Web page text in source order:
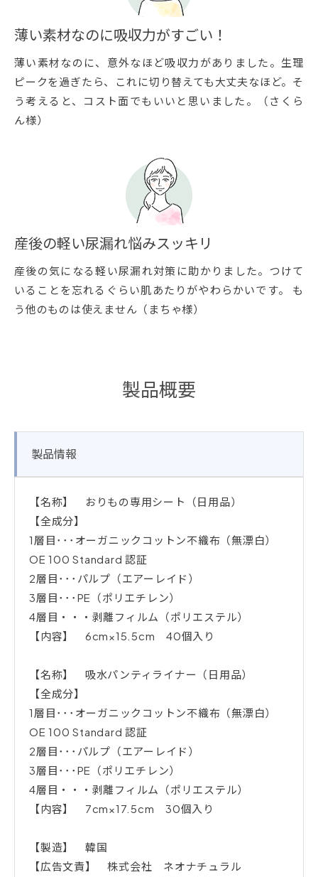
薄い素材なのに吸収力がすごい！
薄い素材なのに、意外なほど吸収力がありました。生理
ピークを過ぎたら、これに切り替えても大丈夫なほど。そ
う考えると、コスト面でもいいと思いました。（さくら
ん様）
産後の軽い尿漏れ悩みスッキリ
産後の気になる軽い尿漏れ対策に助かりました。つけて
いることを忘れるぐらい肌あたりがやわらかいです。 も
う他のものは使えません（まちゃ様）
製品概要
製品情報
【名称】 おりもの専用シート（日用品）
【全成分】
1層目･･･オーガニックコットン不織布（無漂白）
OE 100 Standard 認証
2層目･･･パルプ（エアーレイド）
3層目･･･PE（ポリエチレン）
4層目・・・剥離フィルム（ポリエステル）
【内容】 6cm×15.5cm 40個入り
【名称】 吸水パンティライナー（日用品）
【全成分】
1層目･･･オーガニックコットン不織布（無漂白）
OE 100 Standard 認証
2層目･･･パルプ（エアーレイド）
3層目･･･PE（ポリエチレン）
4層目・・・剥離フィルム（ポリエステル）
【内容】 7cm×17.5cm 30個入り
【製造】 韓国
【広告文責】 株式会社 ネオナチュラル